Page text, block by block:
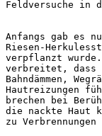
Feldversuche in
Anfangs gab es
Riesen-
verpflanzt
verbreitet, dass
Bahndämmen,
Hautreizungen
brechen bei
die nackte Haut
zu